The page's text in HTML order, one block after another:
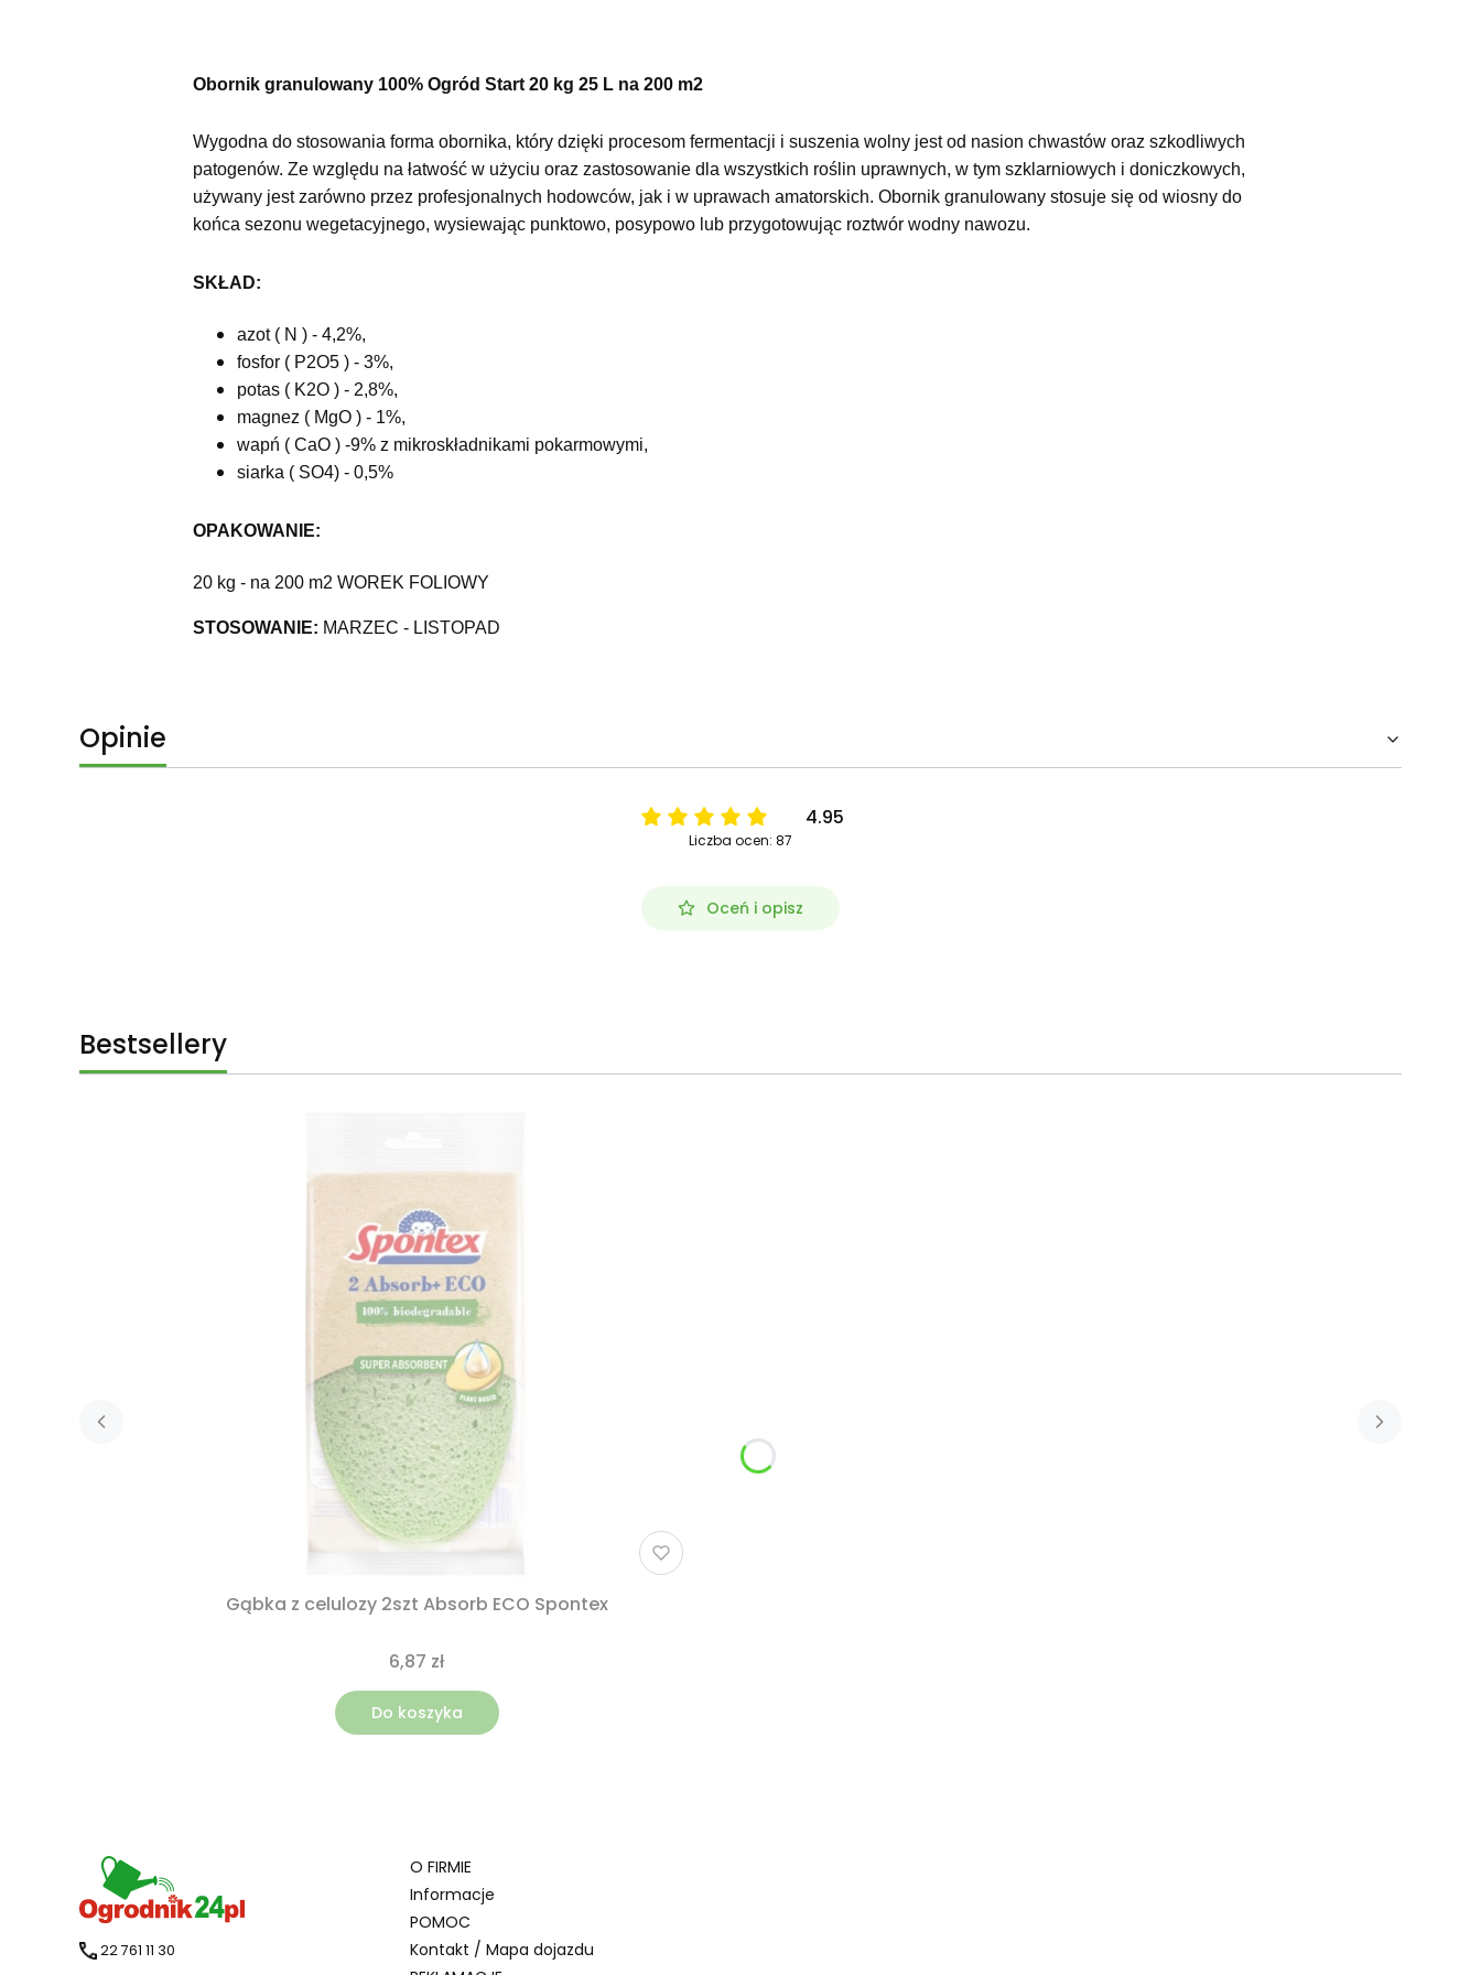
Obornik granulowany 100% Ogród Start 20 kg 25 L na 200 m2
Wygodna do stosowania forma obornika, który dzięki procesom fermentacji i suszenia wolny jest od nasion chwastów oraz szkodliwych
patogenów. Ze względu na łatwość w użyciu oraz zastosowanie dla wszystkich roślin uprawnych, w tym szklarniowych i doniczkowych,
używany jest zarówno przez profesjonalnych hodowców, jak i w uprawach amatorskich. Obornik granulowany stosuje się od wiosny do
końca sezonu wegetacyjnego, wysiewając punktowo, posypowo lub przygotowując roztwór wodny nawozu.
SKŁAD:
azot ( N ) - 4,2%,
fosfor ( P2O5 ) - 3%,
potas ( K2O ) - 2,8%,
magnez ( MgO ) - 1%,
wapń ( CaO ) -9% z mikroskładnikami pokarmowymi,
siarka ( SO4) - 0,5%
OPAKOWANIE:
20 kg - na 200 m2 WOREK FOLIOWY
STOSOWANIE: MARZEC - LISTOPAD
Opinie
4.95
Liczba ocen: 87
Oceń i opisz
Bestsellery
Gąbka z celulozy 2szt Absorb ECO Spontex
6,87 zł
Do koszyka
22 761 11 30
Linki w stopce
O FIRMIE
Informacje
POMOC
Kontakt / Mapa dojazdu